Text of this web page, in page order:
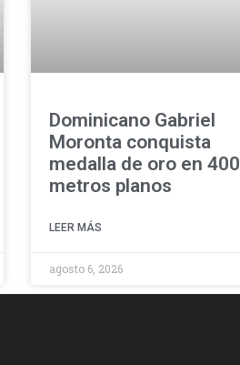
Dominicano Gabriel
Moronta conquista
medalla de oro en 400
metros planos
LEER MÁS
agosto 6, 2026